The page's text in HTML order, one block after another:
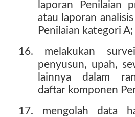
laporan Penilaian
atau laporan
Penilaian kategori A;
16. melakukan
penyusun, upah,
lainnya dalam
daftar komponen
17. mengolah data